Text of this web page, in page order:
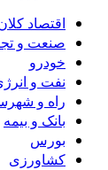
اقتصاد
صنعت و
خودرو
نفت و
راه و
بانک و بیمه
بورس
کشاورزی